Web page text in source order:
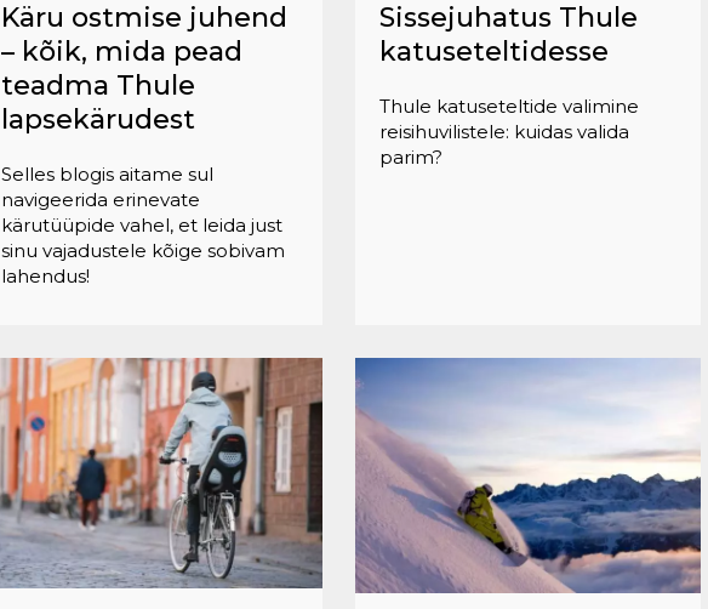
Käru ostmise juhend
– kõik, mida pead
teadma Thule
lapsekärudest
Selles blogis aitame sul
navigeerida erinevate
kärutüüpide vahel, et leida just
sinu vajadustele kõige sobivam
lahendus!
Sissejuhatus Thule
katuseteltidesse
Thule katuseteltide valimine
reisihuvilistele: kuidas valida
parim?